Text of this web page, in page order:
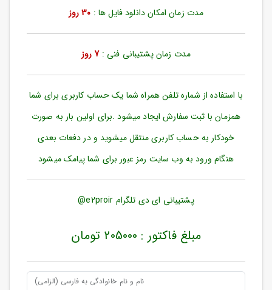
بازیابی
رمز
مندی
ها
مدت زمان امکان دانلود فایل ها : 30 روز
مدت زمان پشتیبانی فنی :7 روز
با استفاده از شماره تلفن همراه شما یک حساب کاربری برای شما
همزمان با ثبت سفارش ایجاد میشود .برای اولین بار به صورت
خودکار به حساب کاربری منتقل میشوید و در دفعات بعدی
هنگام ورود به وب سایت رمز عبور برای شما پیامک میشود
پشتیبانی ای دی تلگرام e2proir@
مبلغ فاکتور : 205000 تومان
نام و نام خانوادگی به فارسی (الزامی)